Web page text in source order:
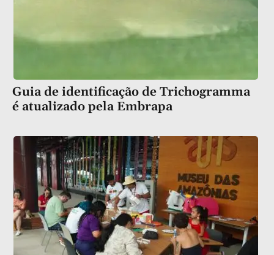
Guia de identificação de Trichogramma
é atualizado pela Embrapa